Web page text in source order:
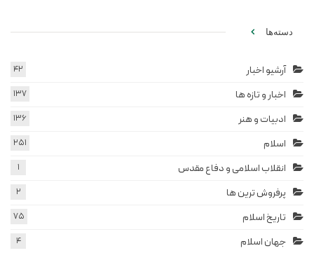
دسته‌ها
آرشیو اخبار 42
اخبار و تازه ها 137
ادبیات و هنر 136
اسلام 251
انقلاب اسلامی و دفاع مقدس 1
پرفروش ترین ها 2
تاریخ اسلام 75
جهان اسلام 4